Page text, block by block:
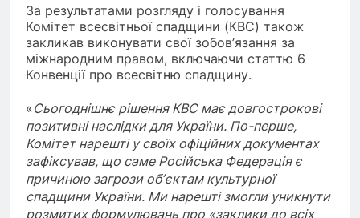
За результатами розгляду і голосування
Комітет всесвітньої спадщини (КВС) також
закликав виконувати свої зобов’язання за
міжнародним правом, включаючи статтю 6
Конвенції про всесвітню спадщину.
«Сьогоднішнє рішення КВС має довгострокові
позитивні наслідки для України. По-перше,
Комітет нарешті у своїх офіційних документах
зафіксував, що саме Російська Федерація є
причиною загрози обʼєктам культурної
спадщини України. Ми нарешті змогли уникнути
розмитих формулювань про «заклики до всіх